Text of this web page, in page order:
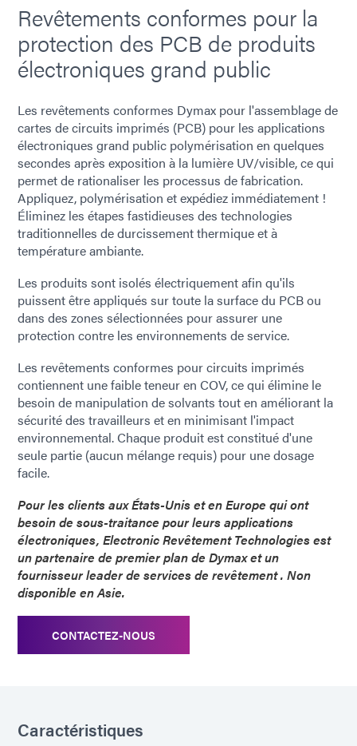
Revêtements conformes pour la
protection des PCB de produits
électroniques grand public
Les revêtements conformes Dymax pour l'assemblage de
cartes de circuits imprimés (PCB) pour les applications
électroniques grand public polymérisation en quelques
secondes après exposition à la lumière UV/visible, ce qui
permet de rationaliser les processus de fabrication.
Appliquez, polymérisation et expédiez immédiatement !
Éliminez les étapes fastidieuses des technologies
traditionnelles de durcissement thermique et à
température ambiante.
Les produits sont isolés électriquement afin qu'ils
puissent être appliqués sur toute la surface du PCB ou
dans des zones sélectionnées pour assurer une
protection contre les environnements de service.
Les revêtements conformes pour circuits imprimés
contiennent une faible teneur en COV, ce qui élimine le
besoin de manipulation de solvants tout en améliorant la
sécurité des travailleurs et en minimisant l'impact
environnemental. Chaque produit est constitué d'une
seule partie (aucun mélange requis) pour une dosage
facile.
Pour les clients aux États-Unis et en Europe qui ont
besoin de sous-traitance pour leurs applications
électroniques, Electronic Revêtement Technologies est
un partenaire de premier plan de Dymax et un
fournisseur leader de services de revêtement . Non
disponible en Asie.
CONTACTEZ-NOUS
Caractéristiques